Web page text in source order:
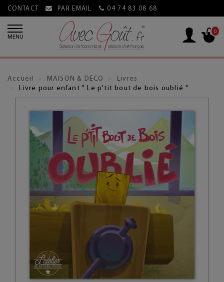
CONTACT PAR EMAIL 04 74 83 08 68
MENU
0
Accueil MAISON & DÉCO
Livres
Livre pour enfant " Le p'tit bout de bois oublié "